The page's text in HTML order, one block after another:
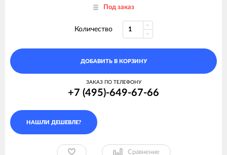
Под заказ
Количество
ДОБАВИТЬ В КОРЗИНУ
ЗАКАЗ ПО ТЕЛЕФОНУ
+7 (495)-649-67-66
Сравнение